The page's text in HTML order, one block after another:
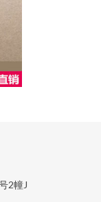
2幢J